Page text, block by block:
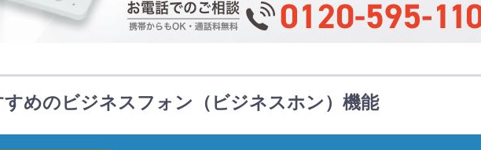
めのビジネスフォン（ビジネスホン）機能